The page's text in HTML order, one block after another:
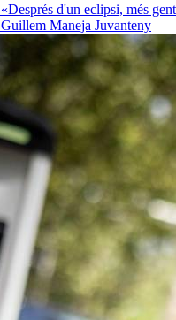
«Després d'un eclipsi, més
Guillem Maneja Juvanteny